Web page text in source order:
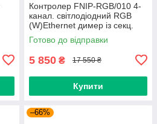
Контролер FNIP-RGB/010 4-
канал. світлодіодний RGB
(W)Ethernet димер із секц.
аналогового виведення
(art.239266)
Готово до відправки
5 850 ₴ 17 550 ₴
Купити
–66%